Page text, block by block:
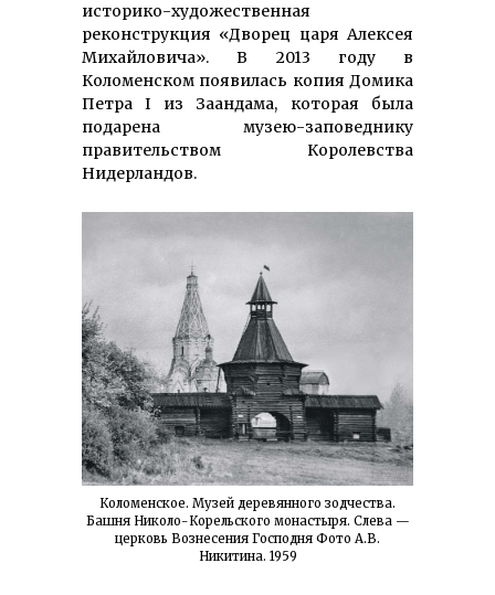
историко-художественная
реконструкция «Дворец царя Алексея
Михайловича». В 2013 году в
Коломенском появилась копия Домика
Петра I из Заандама, которая была
подарена музею-заповеднику
правительством Королевства
Нидерландов.
Коломенское. Музей деревянного зодчества.
Башня Николо-Корельского монастыря. Слева —
церковь Вознесения Господня Фото А.В.
Никитина. 1959